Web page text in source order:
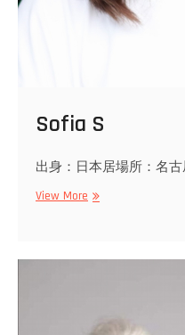
Sofia S
出身：日本居場所：名
View More Sofia